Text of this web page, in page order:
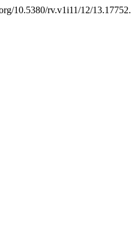
10.5380/rv.v1i11/12/13.17752.